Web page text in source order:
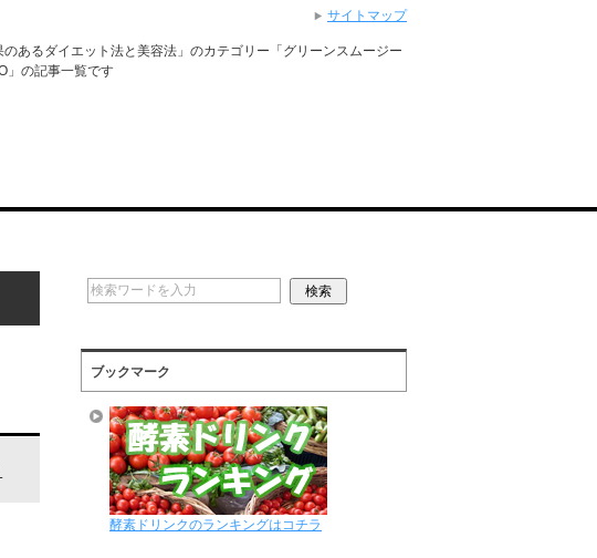
のあるダイエット法と美容法」のカテゴリー「グリーンスムージー
」の記事一覧です
ブックマーク
酵素ドリンクのランキングはコチラ
サイトマップ